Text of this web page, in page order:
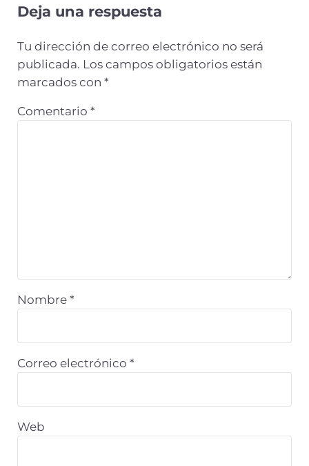
e
n
te
r
b
o ti
Deja una respuesta
Tu dirección de correo electrónico no será
publicada. Los campos obligatorios están
marcados con *
Comentario *
Nombre *
Correo electrónico *
Web